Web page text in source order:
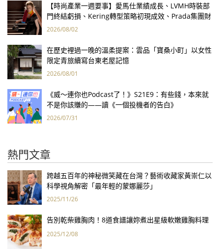
【時尚產業一週要事】愛馬仕業績成長、LVMH時裝部
門終結虧損、Kering轉型策略初現成效、Prada集團財
報亮眼
2026/08/02
在歷史裡過一晚的溫柔提案：雲品「寶桑小町」以女性
限定青旅續寫台東老屋記憶
2026/08/01
《威～連你也Podcast了！》S21E9：有些錢，本來就
不是你該賺的——讀《一個投機者的告白》
2026/07/31
熱門文章
跨越五百年的神秘微笑藏在台灣？藝術收藏家黃崇仁以
科學視角解密「最年輕的蒙娜麗莎」
2025/11/26
告別乾柴雞胸肉！8道食譜讓妳煮出星級軟嫩雞胸料理
2025/12/08